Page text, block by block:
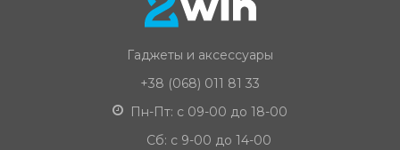
Гаджеты и аксессуары
+38 (068) 011 81 33
Пн-Пт: с 09-00 до 18-00
Сб: с 9-00 до 14-00